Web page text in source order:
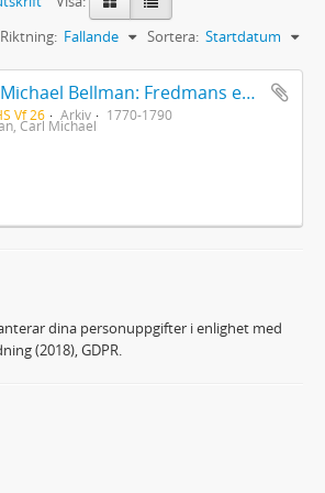
Sortera: Startdatum
Riktning: Fallande
Carl Michael Bellman: Fredmans epistlar [Nechers ex.]. Ep. 1-50
Vf 26 Arkiv 1770-1790
Carl Michael
dina personuppgifter i enlighet med
(2018), GDPR.